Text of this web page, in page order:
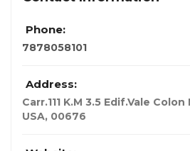
Phone:
7878058101
Address:
Carr.111 K.M 3.5 Edif.Vale
USA, 00676